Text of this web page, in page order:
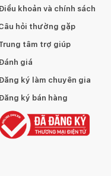
cần trang điểm, gương có
lợi.
trống giúp bạn cất chứa
nhiều gia đình hiện nay
khoản và chính sách
hỏi thường gặp
tâm trợ giúp
giá
ký làm chuyên gia
ký bán hàng